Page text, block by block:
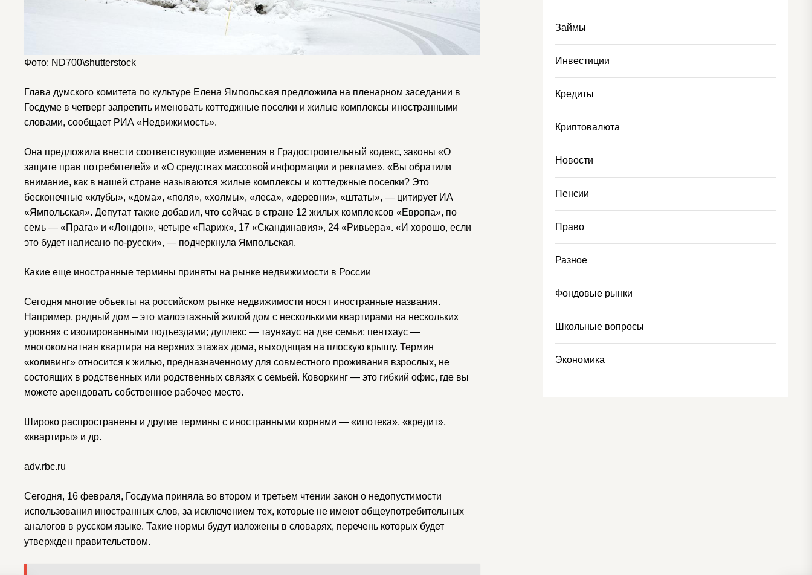
Фото: ND700\shutterstock
Глава думского комитета по культуре Елена Ямпольская предложила на пленарном заседании в
Госдуме в четверг запретить именовать коттеджные поселки и жилые комплексы иностранными
словами, сообщает РИА «Недвижимость».
Она предложила внести соответствующие изменения в Градостроительный кодекс, законы «О
защите прав потребителей» и «О средствах массовой информации и рекламе». «Вы обратили
внимание, как в нашей стране называются жилые комплексы и коттеджные поселки? Это
бесконечные «клубы», «дома», «поля», «холмы», «леса», «деревни», «штаты», — цитирует ИА
«Ямпольская». Депутат также добавил, что сейчас в стране 12 жилых комплексов «Европа», по
семь — «Прага» и «Лондон», четыре «Париж», 17 «Скандинавия», 24 «Ривьера». «И хорошо, если
это будет написано по-русски», — подчеркнула Ямпольская.
Какие еще иностранные термины приняты на рынке недвижимости в России
Сегодня многие объекты на российском рынке недвижимости носят иностранные названия.
Например, рядный дом – это малоэтажный жилой дом с несколькими квартирами на нескольких
уровнях с изолированными подъездами; дуплекс — таунхаус на две семьи; пентхаус —
многокомнатная квартира на верхних этажах дома, выходящая на плоскую крышу. Термин
«коливинг» относится к жилью, предназначенному для совместного проживания взрослых, не
состоящих в родственных или родственных связях с семьей. Коворкинг — это гибкий офис, где вы
можете арендовать собственное рабочее место.
Широко распространены и другие термины с иностранными корнями — «ипотека», «кредит»,
«квартиры» и др.
adv.rbc.ru
Сегодня, 16 февраля, Госдума приняла во втором и третьем чтении закон о недопустимости
использования иностранных слов, за исключением тех, которые не имеют общеупотребительных
аналогов в русском языке. Такие нормы будут изложены в словарях, перечень которых будет
утвержден правительством.
Займы
Инвестиции
Кредиты
Криптовалюта
Новости
Пенсии
Право
Разное
Фондовые рынки
Школьные вопросы
Экономика